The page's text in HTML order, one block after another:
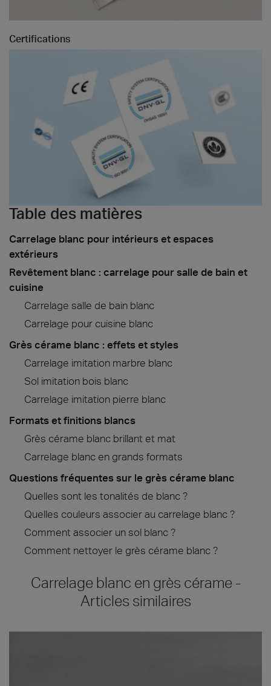
Certifications
Table des matières
Carrelage blanc pour intérieurs et espaces
extérieurs
Revêtement blanc : carrelage pour salle de bain et
cuisine
Carrelage salle de bain blanc
Carrelage pour cuisine blanc
Grès cérame blanc : effets et styles
Carrelage imitation marbre blanc
Sol imitation bois blanc
Carrelage imitation pierre blanc
Formats et finitions blancs
Grès cérame blanc brillant et mat
Carrelage blanc en grands formats
Questions fréquentes sur le grès cérame blanc
Quelles sont les tonalités de blanc ?
Quelles couleurs associer au carrelage blanc ?
Comment associer un sol blanc ?
Comment nettoyer le grès cérame blanc ?
Carrelage blanc en grès cérame -
Articles similaires